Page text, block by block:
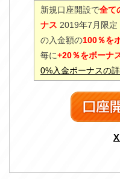
新規口座開設で全て
ナス 2019年7月限定
の入金額の100％を
毎に+20％をボーナ
0%入金ボーナスの